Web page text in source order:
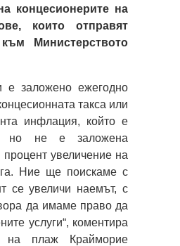
концесионерите на
които отправят
Министерството
е заложено ежегодно
такса или
инфлация, който е
но не е заложена
процент увеличение на
Ние ще поискаме с
се увеличи наемът, с
да имаме право да
услуги“, коментира
на плаж Крайморие